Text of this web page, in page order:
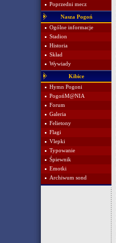
Poprzedni mecz
Nasza Pogoń
Ogólne informacje
Stadion
Historia
Skład
Wywiady
Kibice
Hymn Pogoni
PogońM@NIA
Forum
Galeria
Felietony
Flagi
Vlepki
Typowanie
Śpiewnik
Emotki
Archiwum sond